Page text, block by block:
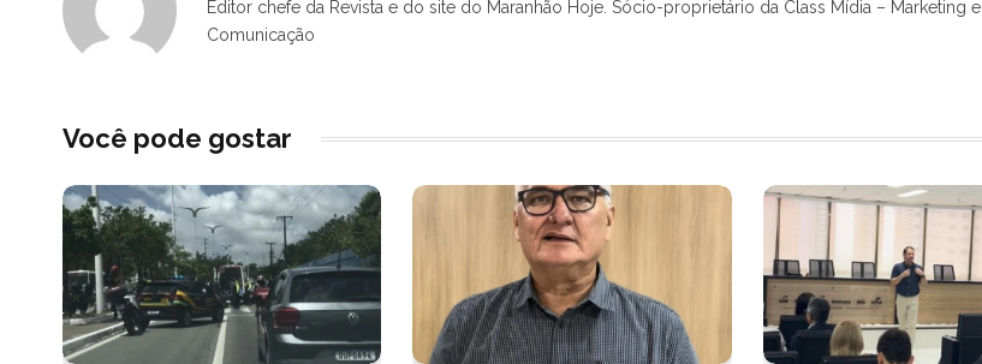
Editor chefe da Revista e do site do Maranhão Hoje. Sócio-proprietário da Class Mídia – Marketing e
Comunicação
Você pode gostar